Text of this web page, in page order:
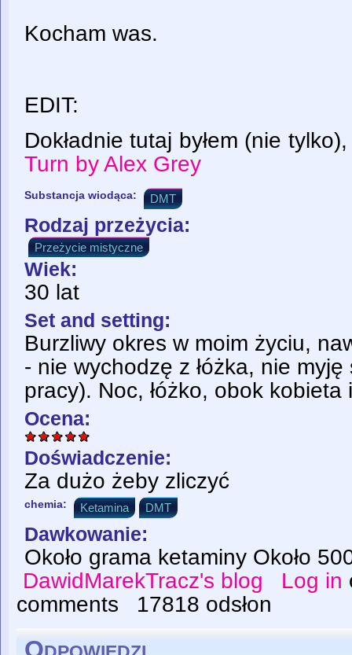
Kocham was.
EDIT:
Dokładnie tutaj byłem (nie
Turn by Alex Grey
Substancja wiodąca: DMT
Rodzaj przeżycia:
Przeżycie mistyczne
Wiek:
30 lat
Set and setting:
Burzliwy okres w moim życiu,
- nie wychodzę z łóżka, nie
pracy). Noc, łóżko, obok kobieta
Ocena:
Doświadczenie:
Za dużo żeby zliczyć
chemia: Ketamina DMT
Dawkowanie:
Około grama ketaminy Około
DawidMarekTracz's blog
Log in
comments
17818 odsłon